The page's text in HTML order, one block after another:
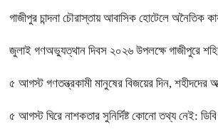
গাজীপুর চান্দনা চৌরাস্তায় আবাসিক হোটেলে অনৈতিক
জুলাই গণঅভ্যুত্থান দিবস ২০২৬ উপলক্ষে গাজীপুরে
৫ আগস্ট গণতন্ত্রকামী মানুষের বিজয়ের দিন, শহীদদের
৫ আগস্ট ঘিরে নাশকতার সুনির্দিষ্ট কোনো তথ্য নেই: